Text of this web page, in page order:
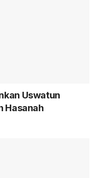
Uswatun
Hasanah